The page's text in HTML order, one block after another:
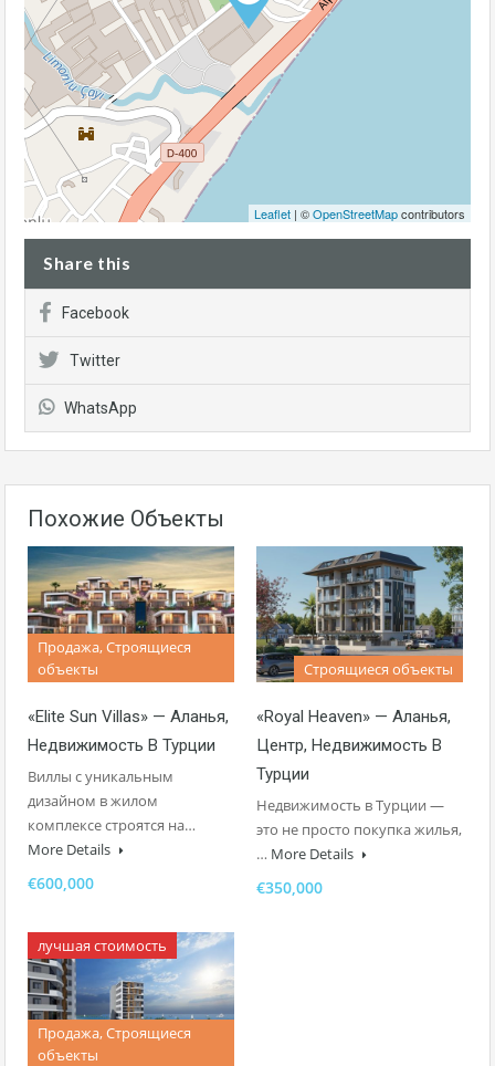
Leaflet | ©OpenStreetMapcontributors
Share this
Facebook
Twitter
WhatsApp
Похожие Объекты
Продажа, Строящиеся
объекты
«Elite Sun Villas» — Аланья,
Недвижимость В Турции
Виллы с уникальным
дизайном в жилом
комплексе строятся на…
More Details
€600,000
Строящиеся объекты
«Royal Heaven» — Аланья,
Центр, Недвижимость В
Турции
Недвижимость в Турции —
это не просто покупка жилья,
… More Details
€350,000
лучшая стоимость
Продажа, Строящиеся
объекты